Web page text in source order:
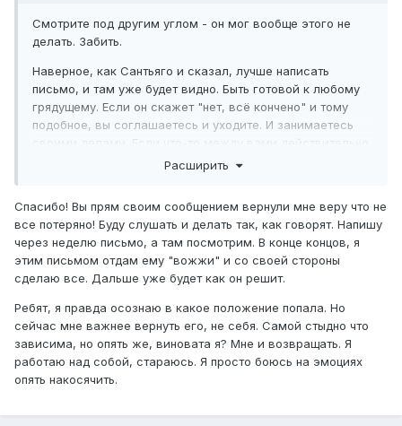
Смотрите под другим углом - он мог вообще этого не
делать. Забить.
Наверное, как Сантьяго и сказал, лучше написать
письмо, и там уже будет видно. Быть готовой к любому
грядущему. Если он скажет "нет, всё кончено" и тому
подобное, вы соглашаетесь и уходите. И занимаетесь
своими делами. Если что-то между вами действительно
было, то отношения возобновятся, с его подачи или
Расширить
Спасибо! Вы прям своим сообщением вернули мне веру что не
все потеряно! Буду слушать и делать так, как говорят. Напишу
через неделю письмо, а там посмотрим. В конце концов, я
этим письмом отдам ему "вожжи" и со своей стороны
сделаю все. Дальше уже будет как он решит.
Ребят, я правда осознаю в какое положение попала. Но
сейчас мне важнее вернуть его, не себя. Самой стыдно что
зависима, но опять же, виновата я? Мне и возвращать. Я
работаю над собой, стараюсь. Я просто боюсь на эмоциях
опять накосячить.